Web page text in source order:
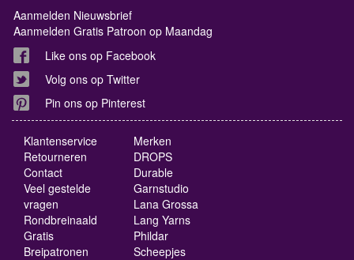
Aanmelden Nieuwsbrief
Aanmelden Gratis Patroon op Maandag
Like ons op Facebook
Volg ons op Twitter
Pin ons op Pinterest
Klantenservice
Retourneren
Contact
Veel gestelde
vragen
Rondbreinaald
Gratis
Breipatronen
Merken
DROPS
Durable
Garnstudio
Lana Grossa
Lang Yarns
Phildar
Scheepjes